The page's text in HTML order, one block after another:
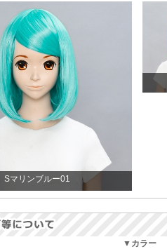
Sマリンブルー01
▼カラー